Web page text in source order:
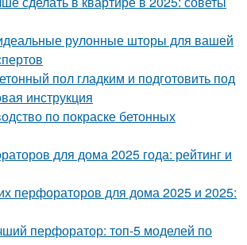
рулонные шторы для вашей
пол гладким и подготовить под
инструкция
по покраске бетонных
для дома 2025 года: рейтинг и
перфораторов для дома 2025 и 2025:
перфоратор: топ-5 моделей по